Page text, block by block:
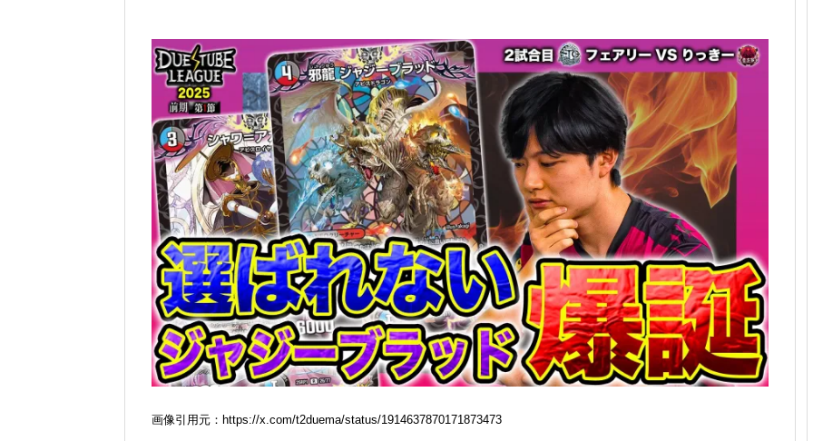
画像引用元：https://x.com/t2duema/status/1914637870171873473